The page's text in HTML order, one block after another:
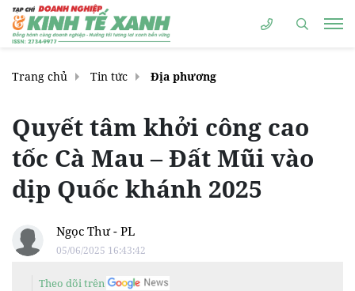
Trang chủ Tin tức Địa phương
Quyết tâm khởi công cao
tốc Cà Mau – Đất Mũi vào
dịp Quốc khánh 2025
Ngọc Thư - PL
05/06/2025 16:43:42
Theo dõi trên